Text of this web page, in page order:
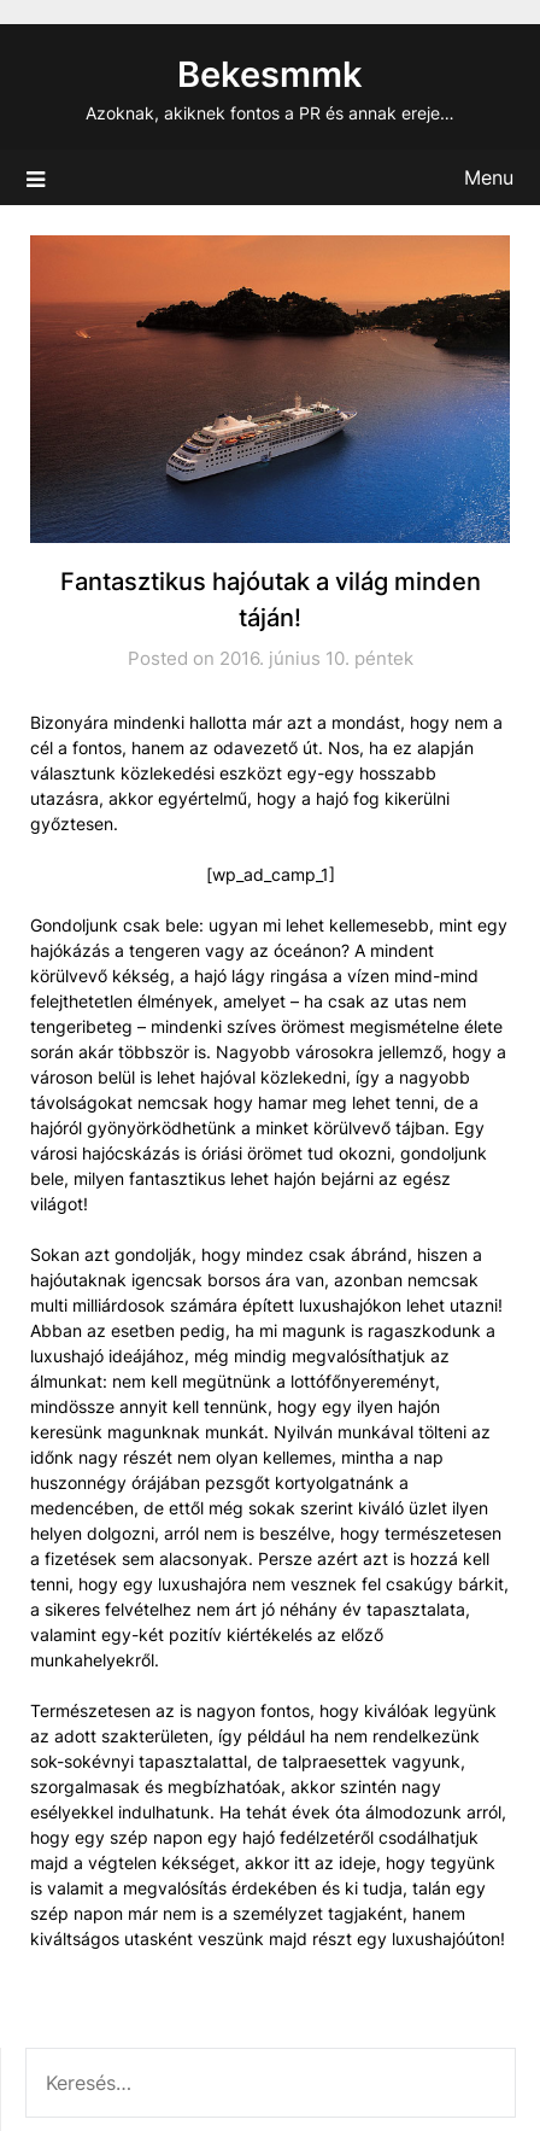
Bekesmmk
Azoknak, akiknek fontos a PR és annak ereje…
Menu
Fantasztikus hajóutak a világ minden
táján!
Posted on 2016. június 10. péntek
Bizonyára mindenki hallotta már azt a mondást, hogy nem a
cél a fontos, hanem az odavezető út. Nos, ha ez alapján
választunk közlekedési eszközt egy-egy hosszabb
utazásra, akkor egyértelmű, hogy a hajó fog kikerülni
győztesen.
[wp_ad_camp_1]
Gondoljunk csak bele: ugyan mi lehet kellemesebb, mint egy
hajókázás a tengeren vagy az óceánon? A mindent
körülvevő kékség, a hajó lágy ringása a vízen mind-mind
felejthetetlen élmények, amelyet – ha csak az utas nem
tengeribeteg – mindenki szíves örömest megismételne élete
során akár többször is. Nagyobb városokra jellemző, hogy a
városon belül is lehet hajóval közlekedni, így a nagyobb
távolságokat nemcsak hogy hamar meg lehet tenni, de a
hajóról gyönyörködhetünk a minket körülvevő tájban. Egy
városi hajócskázás is óriási örömet tud okozni, gondoljunk
bele, milyen fantasztikus lehet hajón bejárni az egész
világot!
Sokan azt gondolják, hogy mindez csak ábránd, hiszen a
hajóutaknak igencsak borsos ára van, azonban nemcsak
multi milliárdosok számára épített luxushajókon lehet utazni!
Abban az esetben pedig, ha mi magunk is ragaszkodunk a
luxushajó ideájához, még mindig megvalósíthatjuk az
álmunkat: nem kell megütnünk a lottófőnyereményt,
mindössze annyit kell tennünk, hogy egy ilyen hajón
keresünk magunknak munkát. Nyilván munkával tölteni az
időnk nagy részét nem olyan kellemes, mintha a nap
huszonnégy órájában pezsgőt kortyolgatnánk a
medencében, de ettől még sokak szerint kiváló üzlet ilyen
helyen dolgozni, arról nem is beszélve, hogy természetesen
a fizetések sem alacsonyak. Persze azért azt is hozzá kell
tenni, hogy egy luxushajóra nem vesznek fel csakúgy bárkit,
a sikeres felvételhez nem árt jó néhány év tapasztalata,
valamint egy-két pozitív kiértékelés az előző
munkahelyekről.
Természetesen az is nagyon fontos, hogy kiválóak legyünk
az adott szakterületen, így például ha nem rendelkezünk
sok-sokévnyi tapasztalattal, de talpraesettek vagyunk,
szorgalmasak és megbízhatóak, akkor szintén nagy
esélyekkel indulhatunk. Ha tehát évek óta álmodozunk arról,
hogy egy szép napon egy hajó fedélzetéről csodálhatjuk
majd a végtelen kékséget, akkor itt az ideje, hogy tegyünk
is valamit a megvalósítás érdekében és ki tudja, talán egy
szép napon már nem is a személyzet tagjaként, hanem
kiváltságos utasként veszünk majd részt egy luxushajóúton!